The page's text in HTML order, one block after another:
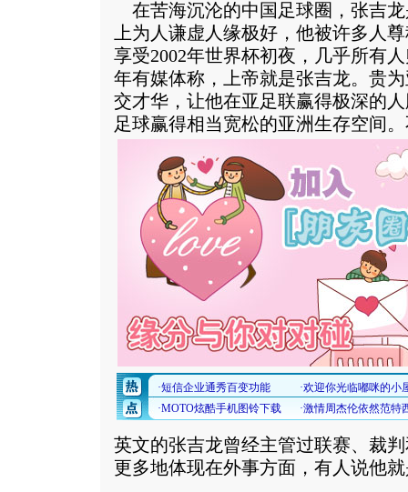
在苦海沉沦的中国足球圈，张吉
上为人谦虚人缘极好，他被许多人
享受2002年世界杯初夜，几乎所有
年有媒体称，上帝就是张吉龙。贵
交才华，让他在亚足联赢得极深的
足球赢得相当宽松的亚洲生存空间。
英文的张吉龙曾经主管过联赛、裁
更多地体现在外事方面，有人说他